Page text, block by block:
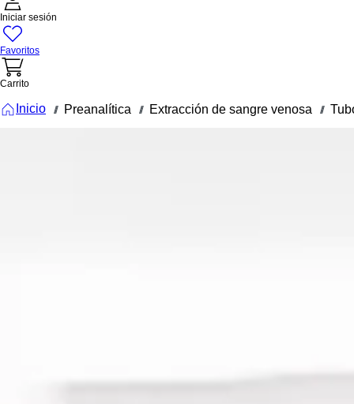
Iniciar sesión
Favoritos
Carrito
Inicio /// Preanalítica /// Extracción de sangre venosa ///